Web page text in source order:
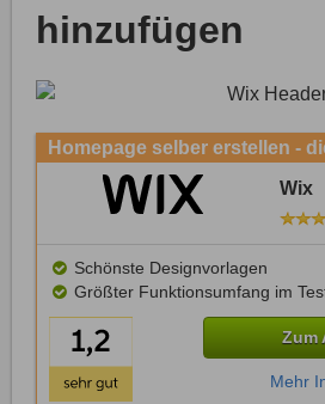
hinzufügen
Homepage selber erstellen -
Wix
Schönste Designvorlagen
Größter Funktionsumfang im
Zum
Mehr